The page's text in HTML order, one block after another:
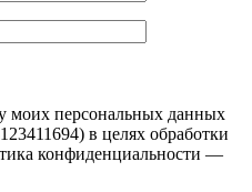
моих персональных данных
в целях обработки
конфиденциальности —